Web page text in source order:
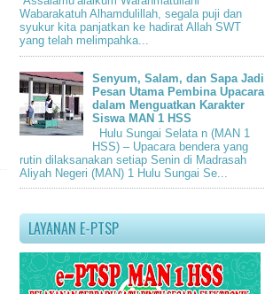
Wabarakatuh Alhamdulillah, segala puji dan
syukur kita panjatkan ke hadirat Allah SWT
yang telah melimpahka...
Senyum, Salam, dan Sapa Jadi
Pesan Utama Pembina Upacara
dalam Menguatkan Karakter
Siswa MAN 1 HSS
Hulu Sungai Selata n (MAN 1
HSS) – Upacara bendera yang
rutin dilaksanakan setiap Senin di Madrasah
Aliyah Negeri (MAN) 1 Hulu Sungai Se...
LAYANAN E-PTSP